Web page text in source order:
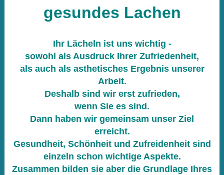
gesundes Lachen
Ihr Lächeln ist uns wichtig -
sowohl als Ausdruck Ihrer Zufriedenheit,
als auch als asthetisches Ergebnis unserer
Arbeit.
Deshalb sind wir erst zufrieden,
wenn Sie es sind.
Dann haben wir gemeinsam unser Ziel
erreicht.
Gesundheit, Schönheit und Zufreidenheit sind
einzeln schon wichtige Aspekte.
Zusammen bilden sie aber die Grundlage Ihres